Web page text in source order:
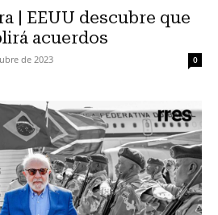
| EEUU descubre que
acuerdos
de 2023 0